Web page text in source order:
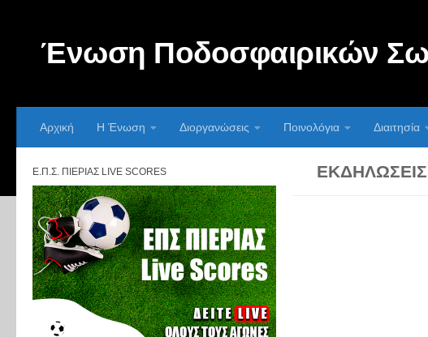
Ένωση Ποδοσφαιρικών
Αρχική Η Ένωση Διοργανώσεις Ποινολόγια Διαιτησία
ΕΚΔΗΛΏΣΕΙΣ
Ε.Π.Σ. ΠΙΕΡΊΑΣ LIVE SCORES